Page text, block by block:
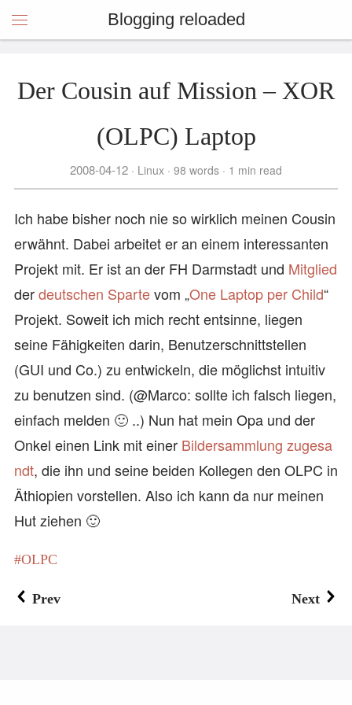
Blogging reloaded
Der Cousin auf Mission – XOR
(OLPC) Laptop
2008-04-12 Linux 98 words 1 min read
Ich habe bisher noch nie so wirklich meinen Cousin
erwähnt. Dabei arbeitet er an einem interessanten
Projekt mit. Er ist an der FH Darmstadt und Mitglied
derdeutschen Spartevom „One Laptop per Child“
Projekt. Soweit ich mich recht entsinne, liegen
seine Fähigkeiten darin, Benutzerschnittstellen
(GUI und Co.) zu entwickeln, die möglichst intuitiv
zu benutzen sind. (@Marco: sollte ich falsch liegen,
einfach melden 🙂 ..) Nun hat mein Opa und der
Onkel einen Link mit einer Bildersammlung zugesa
ndt, die ihn und seine beiden Kollegen den OLPC in
Äthiopien vorstellen. Also ich kann da nur meinen
Hut ziehen 🙂
OLPC
Prev Next